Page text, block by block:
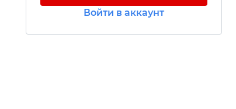
Войти в аккаунт